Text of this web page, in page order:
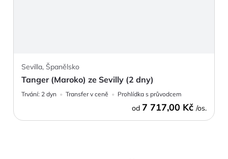
Sevilla, Španělsko
Tanger (Maroko) ze Sevilly (2 dny)
Trvání: 2 dyn Transfer v ceně Prohlídka s průvodcem
od 7 717,00 Kč /os.